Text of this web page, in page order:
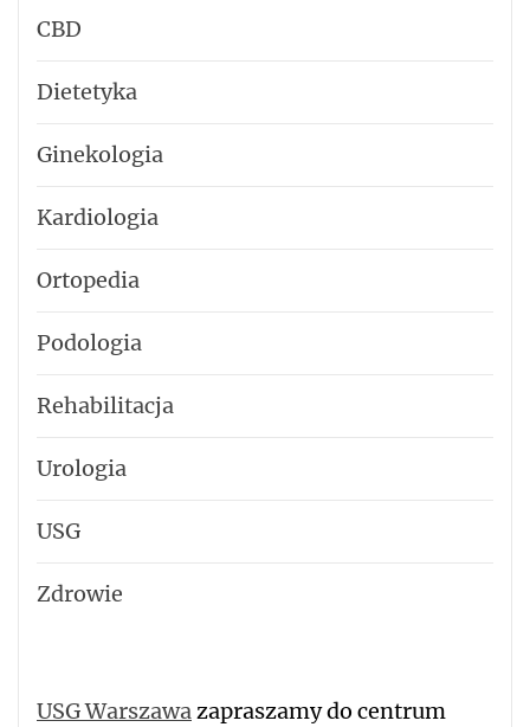
CBD
Dietetyka
Ginekologia
Kardiologia
Ortopedia
Podologia
Rehabilitacja
Urologia
USG
Zdrowie
USG Warszawazapraszamy do centrum